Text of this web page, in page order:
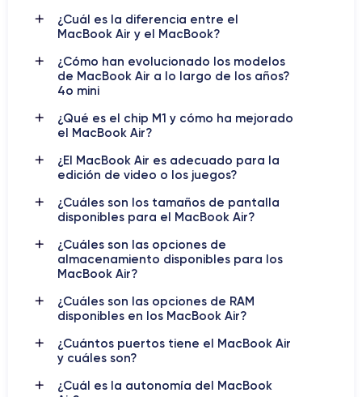
El Lanzamiento del MacBook Air
Presentado por primera vez en 2008 por Steve Jobs, el
con el paso de los años ha incorporado mejoras importantes
en su hardware y software. Las últimas versiones del
MacBook Air están equipadas con los chips M1, M2 y, más
recientemente, el M3. Estos chips han permitido que el
excepcional, una mayor eficiencia energética y un rendimiento
chip M1, lanzado en 2020, fue el primer procesador
impresionante en rendimiento y autonomía. Ofrece una
experiencia fluida incluso en tareas complejas como la edición
de video o la programación. Le siguió elchip M2, que introdujo
mejoras en la velocidad y el procesamiento gráfico, haciendo
y el trabajo creativo. Finalmente, elM3, presentado en 2023,
¿Cuál es la diferencia entre el
MacBook Air y el MacBook?
¿Cómo han evolucionado los modelos
de MacBook Air a lo largo de los años?
4o mini
¿Qué es el chip M1 y cómo ha mejorado
el MacBook Air?
¿El MacBook Air es adecuado para la
edición de video o los juegos?
¿Cuáles son los tamaños de pantalla
disponibles para el MacBook Air?
¿Cuáles son las opciones de
almacenamiento disponibles para los
MacBook Air?
¿Cuáles son las opciones de RAM
disponibles en los MacBook Air?
¿Cuántos puertos tiene el MacBook Air
y cuáles son?
¿Cuál es la autonomía del MacBook